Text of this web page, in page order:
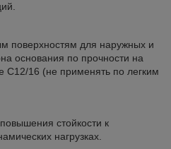
поверхностям для наружных и
основания по прочности на
С12/16 (не применять по легким
стойкости к
нагрузках.